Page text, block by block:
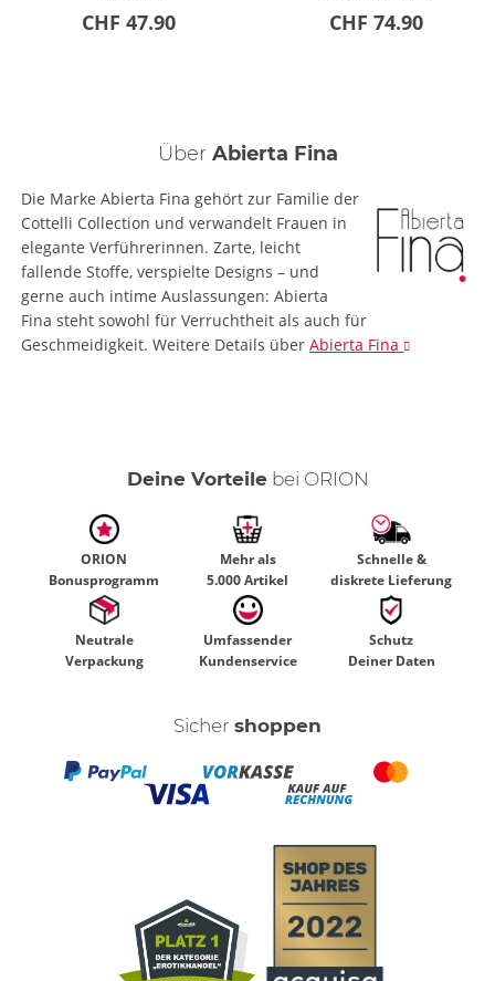
CHF 47.90 CHF 74.90
Über Abierta Fina
Die Marke Abierta Fina gehört zur Familie der
Cottelli Collection und verwandelt Frauen in
elegante Verführerinnen. Zarte, leicht
fallende Stoffe, verspielte Designs – und
gerne auch intime Auslassungen: Abierta
Fina steht sowohl für Verruchtheit als auch für
Geschmeidigkeit. Weitere Details über Abierta Fina
Deine Vorteilebei ORION
ORION
Bonusprogramm
Mehr als
5.000 Artikel
Schnelle &
diskrete Lieferung
Neutrale
Verpackung
Umfassender
Kundenservice
Schutz
Deiner Daten
Sicher shoppen